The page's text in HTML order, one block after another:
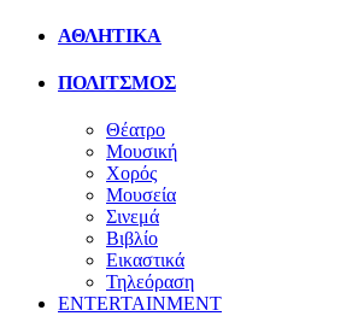
ΑΘΛΗΤΙΚΑ
ΠΟΛΙΤΣΜΟΣ
Θέατρο
Μουσική
Χορός
Μουσεία
Σινεμά
Βιβλίο
Εικαστικά
Τηλεόραση
ENTERTAINMENT